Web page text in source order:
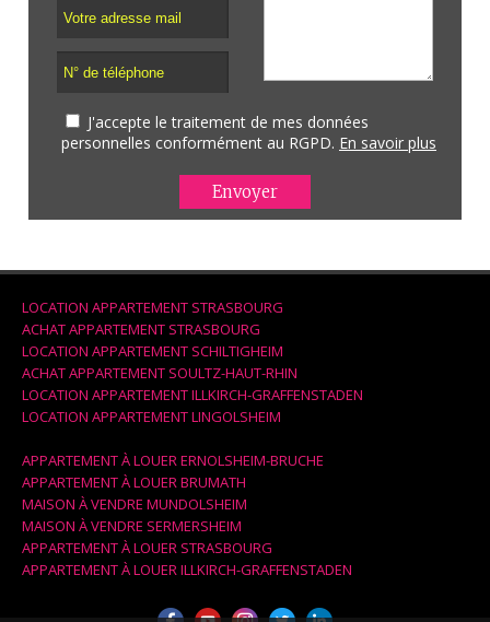
J'accepte le traitement de mes données
personnelles conformément au RGPD. En savoir plus
LOCATION APPARTEMENT STRASBOURG
ACHAT APPARTEMENT STRASBOURG
LOCATION APPARTEMENT SCHILTIGHEIM
ACHAT APPARTEMENT SOULTZ-HAUT-RHIN
LOCATION APPARTEMENT ILLKIRCH-GRAFFENSTADEN
LOCATION APPARTEMENT LINGOLSHEIM
APPARTEMENT À LOUER ERNOLSHEIM-BRUCHE
APPARTEMENT À LOUER BRUMATH
MAISON À VENDRE MUNDOLSHEIM
MAISON À VENDRE SERMERSHEIM
APPARTEMENT À LOUER STRASBOURG
APPARTEMENT À LOUER ILLKIRCH-GRAFFENSTADEN